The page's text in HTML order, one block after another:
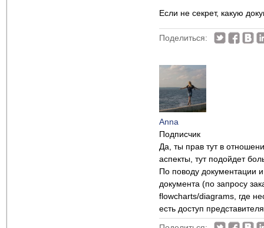
Если не секрет, какую
Поделиться:
Anna
Подписчик
Да, ты прав тут в
аспекты, тут подойдет
По поводу документации
документа (по запросу
flowcharts/diagrams, где
есть доступ